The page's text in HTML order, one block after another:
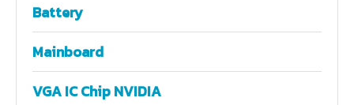
Battery
Mainboard
VGA IC Chip NVIDIA